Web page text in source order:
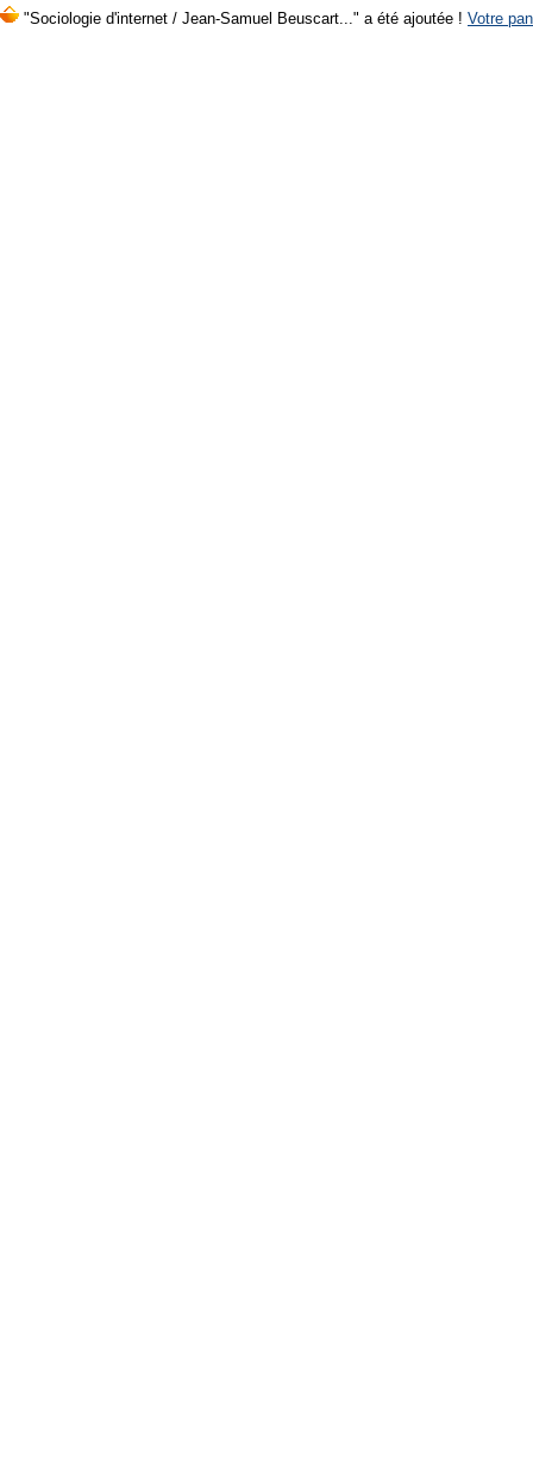
"Sociologie d'internet / Jean-Samuel Beuscart..." a été ajoutée ! Votre